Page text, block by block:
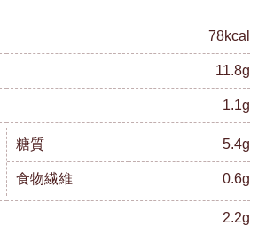
78kcal
11.8g
1.1g
糖質 5.4g
食物繊維 0.6g
2.2g